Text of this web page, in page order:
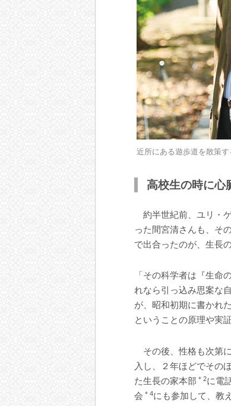
近所にある遊歩道を散策
高校生の時に心
約半世紀前、ユリ・
った間宮清さんも、そ
で出合ったのが、生長
「その科学者は『生命
れなら引っ込み思案な
が、昭和初期に書かれ
ということの原理や実
その後、性格も次第
入し、２年ほどでその
た生長の家本部 ＊2に電
会 ＊4にも参加して、教